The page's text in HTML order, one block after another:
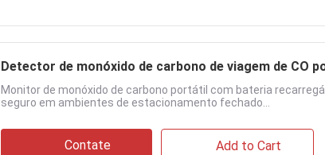
Detector de monóxido de carbono de viagem de CO
Monitor de monóxido de carbono portátil com bateria
seguro em ambientes de estacionamento fechado...
Contate Add to Cart